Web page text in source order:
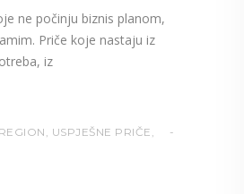
ne počinju biznis planom,
Priče koje nastaju iz
iz
REGION , USPJEŠNE PRIČE ,